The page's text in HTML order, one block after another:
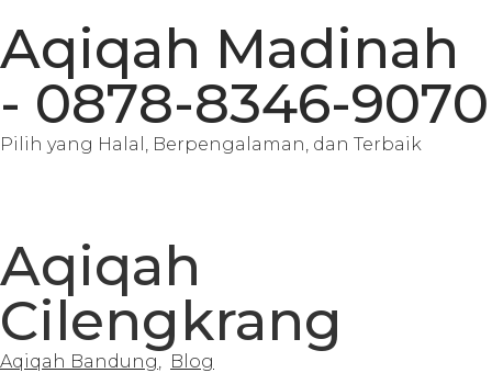
Aqiqah Madinah
- 0878-8346-9070
Pilih yang Halal, Berpengalaman, dan Terbaik
Aqiqah
Cilengkrang
Aqiqah Bandung, Blog